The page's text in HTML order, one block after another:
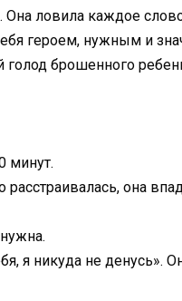
ловила каждое
героем, нужным и
брошенного
минут.
она
я никуда не денусь».